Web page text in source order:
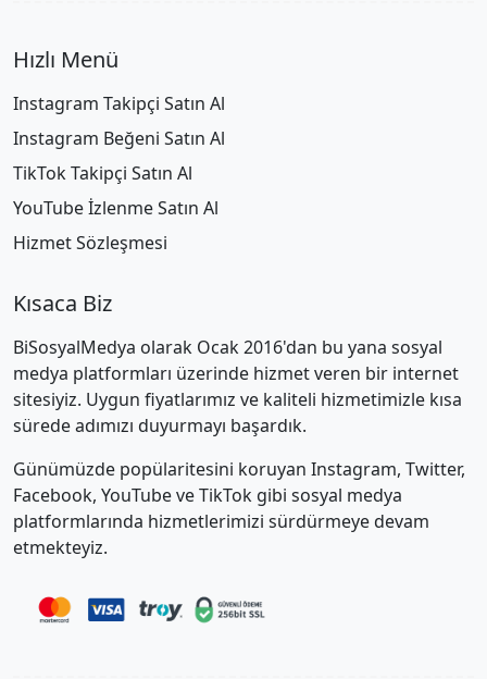
Hızlı Menü
Instagram Takipçi Satın Al
Instagram Beğeni Satın Al
TikTok Takipçi Satın Al
YouTube İzlenme Satın Al
Hizmet Sözleşmesi
Kısaca Biz
BiSosyalMedya olarak Ocak 2016'dan bu yana sosyal
medya platformları üzerinde hizmet veren bir internet
sitesiyiz. Uygun fiyatlarımız ve kaliteli hizmetimizle kısa
sürede adımızı duyurmayı başardık.
Günümüzde popülaritesini koruyan Instagram, Twitter,
Facebook, YouTube ve TikTok gibi sosyal medya
platformlarında hizmetlerimizi sürdürmeye devam
etmekteyiz.